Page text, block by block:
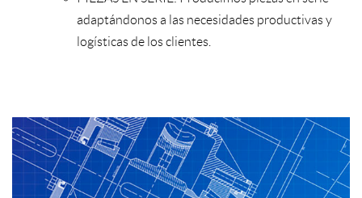
adaptándonos a las necesidades productivas y
logísticas de los clientes.